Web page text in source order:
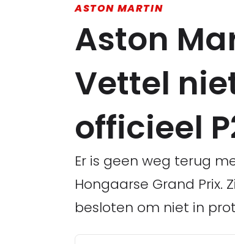
ASTON MARTIN
Aston
Vettel
officieel
Er is geen weg terug
Hongaarse Grand
besloten om niet in